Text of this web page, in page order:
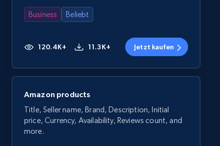
Business Beliebt
120.4K+ 11.3K+ Jetzt kaufen
Amazon products
Title, Seller name, Brand, Description, Initial
price, Currency, Availability, Reviews count, and
more.